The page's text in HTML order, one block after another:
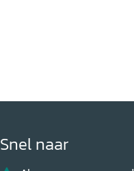
Snel naar